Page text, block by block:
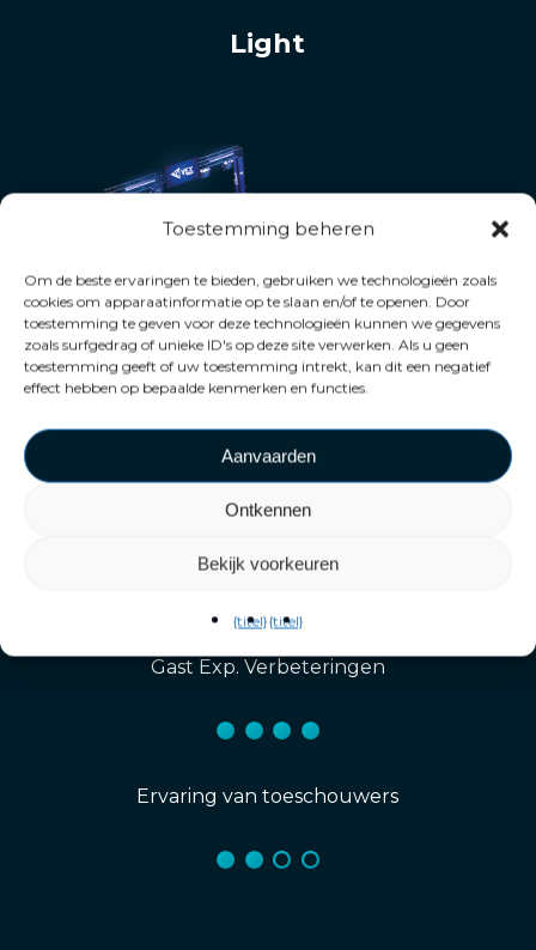
Toestemming beheren
Om de beste ervaringen te bieden, gebruiken we technologieën zoals
cookies om apparaatinformatie op te slaan en/of te openen. Door
toestemming te geven voor deze technologieën kunnen we gegevens
zoals surfgedrag of unieke ID's op deze site verwerken. Als u geen
toestemming geeft of uw toestemming intrekt, kan dit een negatief
effect hebben op bepaalde kenmerken en functies.
Aanvaarden
Ontkennen
Bekijk voorkeuren
{titel}{titel}
Light
Gast Exp. Verbeteringen
Ervaring van toeschouwers